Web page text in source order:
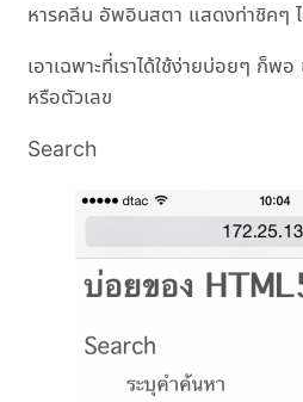
หารคลีน อัพอินสตา แสดงท่าชิคๆ
เอาเฉพาะที่เราได้ใช้ง่ายบ่อยๆ ก็พ
หรือตัวเลข
Search